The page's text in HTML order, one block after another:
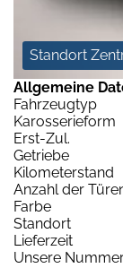
Standort
Allgemeine
Fahrzeugtyp
Karosserieform
Erst-Zul.
Getriebe
Kilometerstand
Anzahl der
Farbe
Standort
Lieferzeit
Unsere